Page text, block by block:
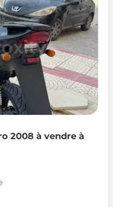
2008 à vendre à